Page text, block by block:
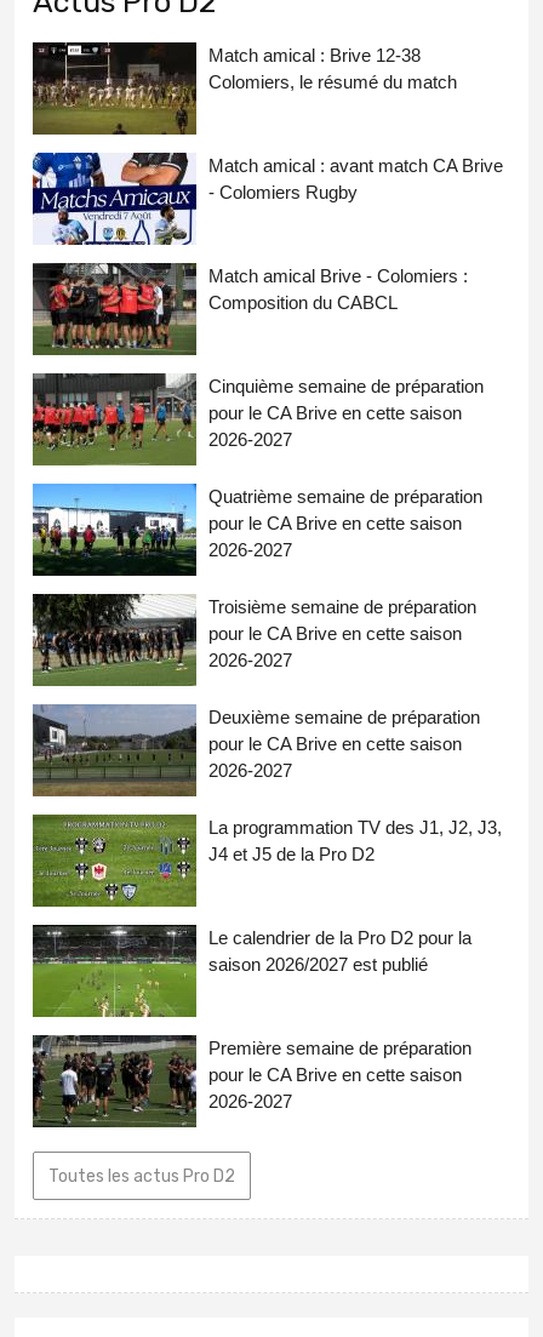
Match amical : Brive 12-38
Colomiers, le résumé du match
Match amical : avant match CA Brive
- Colomiers Rugby
Match amical Brive - Colomiers :
Composition du CABCL
Cinquième semaine de préparation
pour le CA Brive en cette saison
2026-2027
Quatrième semaine de préparation
pour le CA Brive en cette saison
2026-2027
Troisième semaine de préparation
pour le CA Brive en cette saison
2026-2027
Deuxième semaine de préparation
pour le CA Brive en cette saison
2026-2027
La programmation TV des J1, J2, J3,
J4 et J5 de la Pro D2
Le calendrier de la Pro D2 pour la
saison 2026/2027 est publié
Première semaine de préparation
pour le CA Brive en cette saison
2026-2027
Toutes les actus Pro D2